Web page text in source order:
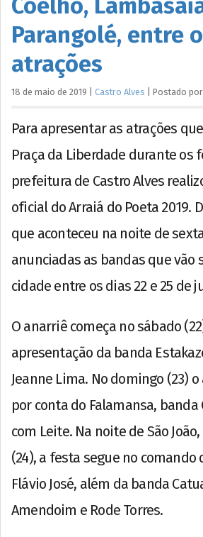
Coelho,
Parangolé, entre
atrações
18 de maio de 2019 Castro Alves Postado por
Para apresentar as atrações
Praça da Liberdade durante os
prefeitura de Castro Alves
oficial do Arraiá do Poeta 2019.
que aconteceu na noite de
anunciadas as bandas que vão
cidade entre os dias 22 e 25 de
O anarriê começa no sábado
apresentação da banda
Jeanne Lima. No domingo (23)
por conta do Falamansa, banda
com Leite. Na noite de São
(24), a festa segue no comando
Flávio José, além da banda
Amendoim e Rode Torres.